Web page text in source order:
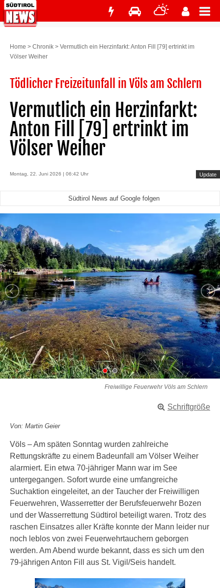
Home > Chronik > Vermutlich ein Herzinfarkt: Anton Fill [79] ertrinkt im
Völser Weiher
Tödlicher Freizeitunfall in Völs am Schlern
Vermutlich ein Herzinfarkt:
Anton Fill [79] ertrinkt im
Völser Weiher
Montag, 22. Juni 2026 | 06:42 Uhr Update
Südtirol News auf Google folgen
Freiwillige Feuerwehr Völs am Schlern
Schriftgröße
Von: Martin Geier
Völs – Am späten Sonntag wurden zahlreiche
Rettungskräfte zu einem Badeunfall am Völser Weiher
alarmiert. Ein etwa 70-jähriger Mann war im See
untergegangen. Sofort wurde eine umfangreiche
Suchaktion eingeleitet, an der Taucher der Freiwilligen
Feuerwehren, Wasserretter der Berufsfeuerwehr Bozen
und der Wasserrettung Südtirol beteiligt waren. Trotz des
raschen Einsatzes aller Kräfte konnte der Mann leider nur
noch leblos von zwei Feuerwehrtauchern geborgen
werden. Am Abend wurde bekannt, dass es sich um den
79-jährigen Anton Fill aus St. Vigil/Seis handelt.